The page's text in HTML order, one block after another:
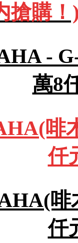
搶購
-
萬8
啡
仟
仟